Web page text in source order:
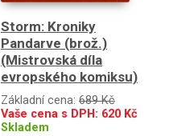
Storm: Kroniky
Pandarve (brož.)
(Mistrovská díla
evropského komiksu)
Základní cena: 689 Kč
Vaše cena s DPH: 620 Kč
Skladem